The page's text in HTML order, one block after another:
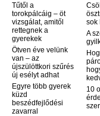
Tűtől a
torokpálcáig – öt
vizsgálat, amitől
rettegnek a
gyerekek
Ötven éve velünk
van – az
újszülöttkori szűrés
új esélyt adhat
Egyre több gyerek
küzd
beszédfejlődési
zavarral
sok
A
10